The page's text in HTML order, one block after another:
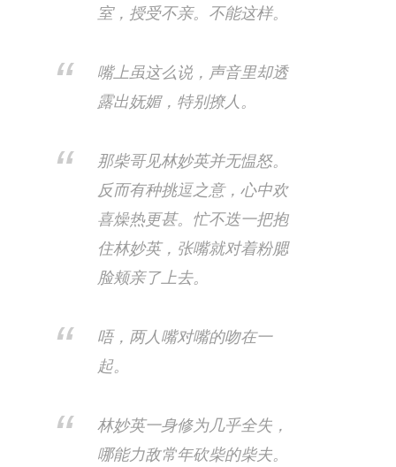
室，授受不亲。不能这样。
嘴上虽这么说，声音里却透
露出妩媚，特别撩人。
那柴哥见林妙英并无愠怒。
反而有种挑逗之意，心中欢
喜燥热更甚。忙不迭一把抱
住林妙英，张嘴就对着粉腮
脸颊亲了上去。
唔，两人嘴对嘴的吻在一
起。
林妙英一身修为几乎全失，
哪能力敌常年砍柴的柴夫。